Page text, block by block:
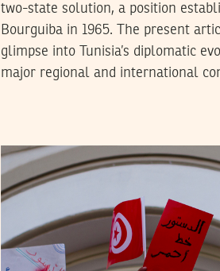
two-state solution, a position
Bourguiba in 1965. The present
glimpse into Tunisia’s diplomatic
major regional and international